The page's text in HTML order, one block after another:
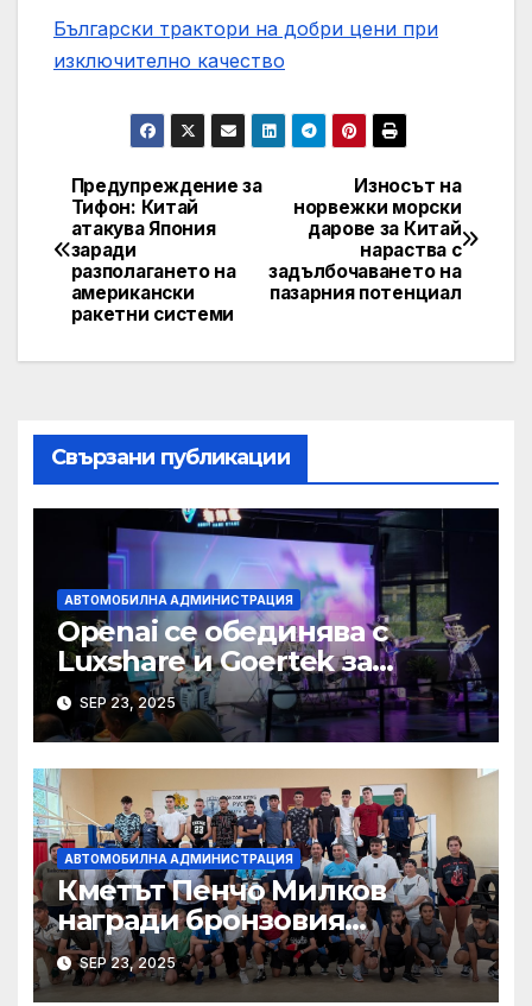
Български трактори на добри цени при
изключително качество
Post
navigation
Износът на
норвежки морски
дарове за Китай
нараства с
задълбочаването на
пазарния потенциал
Предупреждение за
Тифон: Китай
атакува Япония
заради
разполагането на
американски
ракетни системи
Свързани публикации
АВТОМОБИЛНА АДМИНИСТРАЦИЯ
Openai се обединява с
Luxshare и Goertek за
разработване на ново AI
устройство · Technode
SEP 23, 2025
АВТОМОБИЛНА АДМИНИСТРАЦИЯ
Кметът Пенчо Милков
награди бронзовия
медалист от Световното по
бокс Радослав Росенов
SEP 23, 2025